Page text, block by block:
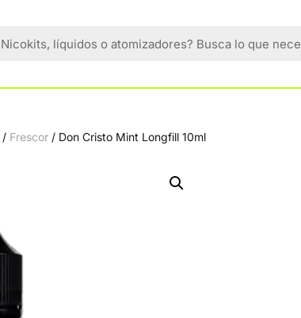
/ Frescor / Don Cristo Mint Longfill 10ml